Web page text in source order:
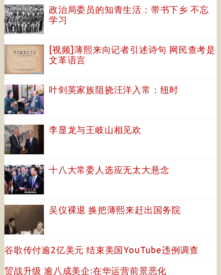
政治局委员的知青生活：带书下乡 不忘
学习
[视频]薄熙来向记者引述诗句 网民查考是
文革语言
叶剑英家族阻挠汪洋入常：纽时
李显龙与王岐山相见欢
十八大常委人选应无太大悬念
吴仪裸退 换把薄熙来赶出国务院
谷歌传付逾2亿美元 结束美国YouTube违例调查
贸战升级 逾八成美企:在华运营前景恶化